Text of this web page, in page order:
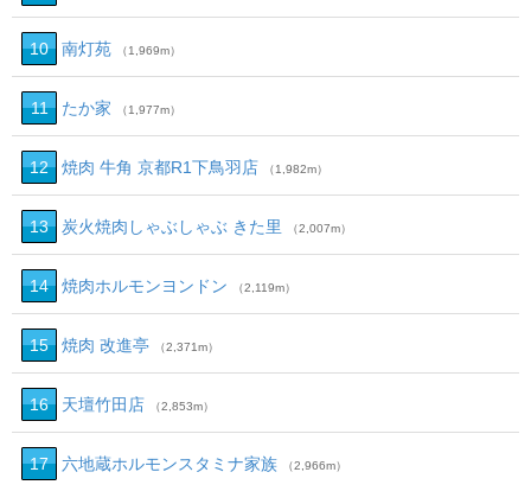
10 南灯苑 （1,969m）
11 たか家 （1,977m）
12 焼肉 牛角 京都R1下鳥羽店 （1,982m）
13 炭火焼肉しゃぶしゃぶ きた里 （2,007m）
14 焼肉ホルモンヨンドン （2,119m）
15 焼肉 改進亭 （2,371m）
16 天壇竹田店 （2,853m）
17 六地蔵ホルモンスタミナ家族 （2,966m）